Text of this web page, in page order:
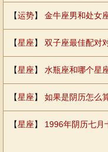
【运势】 金牛座男和处女
【星座】 双子座最佳配对
【星座】 水瓶座和哪个星
【星座】 如果是阴历怎么
【星座】 1996年阴历七月